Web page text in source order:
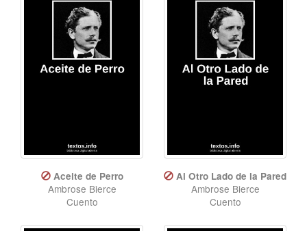
Aceite de Perro
Ambrose Bierce
Cuento
Al Otro Lado de la Pared
Ambrose Bierce
Cuento